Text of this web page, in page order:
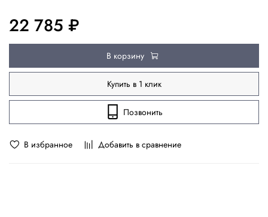
В избранное Добавить в сравнение
22 785 ₽
В корзину
Купить в 1 клик
Позвонить